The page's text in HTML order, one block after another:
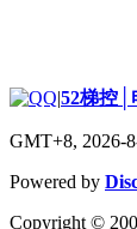
|52梯控│
GMT+8, 2026-
Powered by
Copyright ©